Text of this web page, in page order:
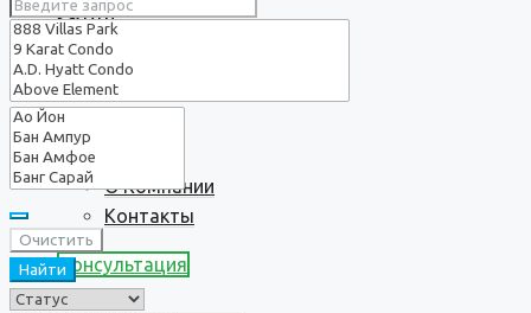
Услуги
О нас
О Компании
Контакты
Консультация
Очистить
Найти